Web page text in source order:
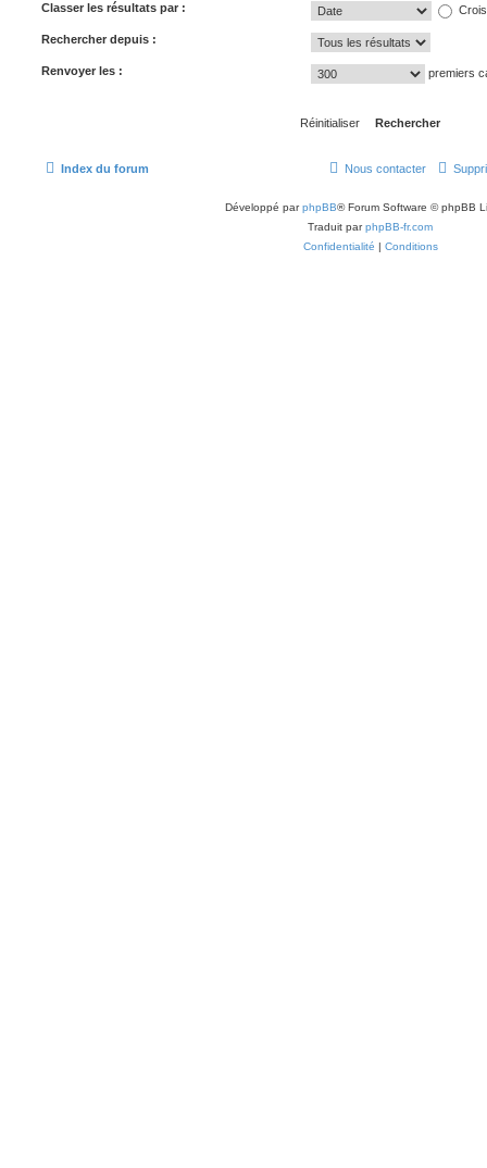
Classer les résultats par :
Rechercher depuis :
Renvoyer les : premiers
Index du forum Nous contacter
Développé parphpBB® Forum Software © phpBB
Traduit parphpBB-fr.com
Confidentialité
Conditions